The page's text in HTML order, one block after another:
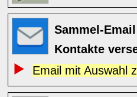
Sammel-
Kontakte
Email mit Auswahl